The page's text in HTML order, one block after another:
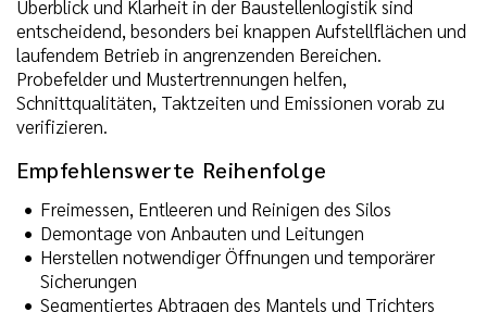
Überblick und Klarheit in der Baustellenlogistik sind
entscheidend, besonders bei knappen Aufstellflächen und
laufendem Betrieb in angrenzenden Bereichen.
Probefelder und Mustertrennungen helfen,
Schnittqualitäten, Taktzeiten und Emissionen vorab zu
verifizieren.
Empfehlenswerte Reihenfolge
Freimessen, Entleeren und Reinigen des Silos
Demontage von Anbauten und Leitungen
Herstellen notwendiger Öffnungen und temporärer
Sicherungen
Segmentiertes Abtragen des Mantels und Trichters